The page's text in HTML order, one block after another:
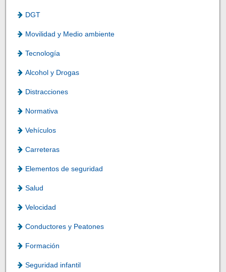
DGT
Movilidad y Medio ambiente
Tecnología
Alcohol y Drogas
Distracciones
Normativa
Vehículos
Carreteras
Elementos de seguridad
Salud
Velocidad
Conductores y Peatones
Formación
Seguridad infantil